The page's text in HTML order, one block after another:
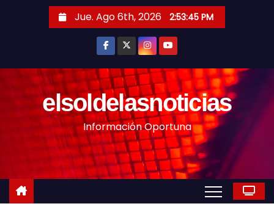
n
Jue. Ago 6th, 2026 2:53:47 PM
elsoldelasnoticias
Información Oportuna